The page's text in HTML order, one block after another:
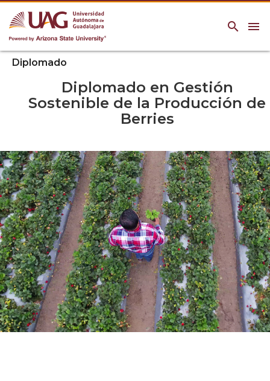
menu
search
Diplomado
Diplomado en Gestión
Sostenible de la Producción de
Berries